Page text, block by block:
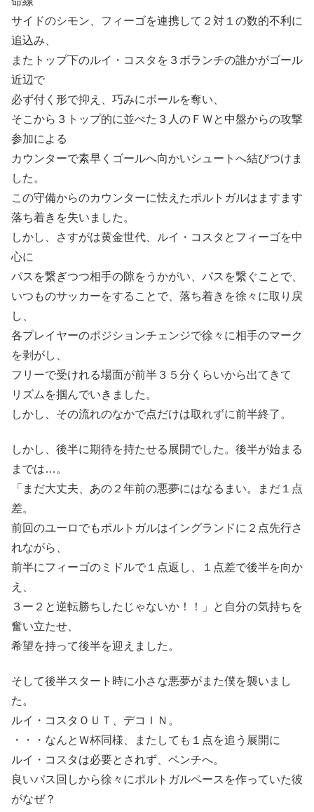
サイドのシモン、フィーゴを連携して２対１の数的不利に
追込み、
またトップ下のルイ・コスタを３ボランチの誰かがゴール
近辺で
必ず付く形で抑え、巧みにボールを奪い、
そこから３トップ的に並べた３人のＦＷと中盤からの攻撃
参加による
カウンターで素早くゴールへ向かいシュートへ結びつけま
した。
この守備からのカウンターに怯えたポルトガルはますます
落ち着きを失いました。
しかし、さすがは黄金世代、ルイ・コスタとフィーゴを中
心に
パスを繋ぎつつ相手の隙をうかがい、パスを繋ぐことで、
いつものサッカーをすることで、落ち着きを徐々に取り戻
し、
各プレイヤーのポジションチェンジで徐々に相手のマーク
を剥がし、
フリーで受けれる場面が前半３５分くらいから出てきて
リズムを掴んでいきました。
しかし、その流れのなかで点だけは取れずに前半終了。
しかし、後半に期待を持たせる展開でした。後半が始まる
までは…。
「まだ大丈夫、あの２年前の悪夢にはなるまい。まだ１点
差。
前回のユーロでもポルトガルはイングランドに２点先行さ
れながら、
前半にフィーゴのミドルで１点返し、１点差で後半を向か
え、
３ー２と逆転勝ちしたじゃないか！！」と自分の気持ちを
奮い立たせ、
希望を持って後半を迎えました。
そして後半スタート時に小さな悪夢がまた僕を襲いまし
た。
ルイ・コスタＯＵＴ、デコＩＮ。
・・・なんとＷ杯同様、またしても１点を追う展開に
ルイ・コスタは必要とされず、ベンチへ。
良いパス回しから徐々にポルトガルペースを作っていた彼
がなぜ？